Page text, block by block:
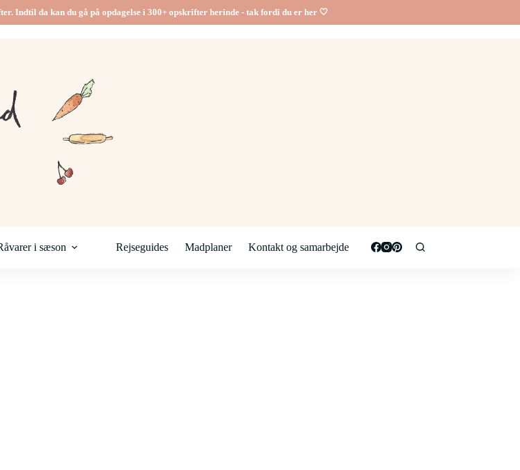
Indtil da kan du gå på opdagelse i 300+ opskrifter herinde - tak fordi du er her 🤍
i sæson Rejseguides Madplaner Kontakt og samarbejde